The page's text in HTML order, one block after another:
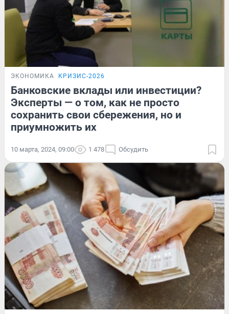
ЭКОНОМИКА КРИЗИС-2026
Банковские вклады или инвестиции?
Эксперты — о том, как не просто
сохранить свои сбережения, но и
приумножить их
10 марта, 2024, 09:00 1 478 Обсудить